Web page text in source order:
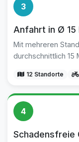
3
Anfahrt in Ø 15
Mit mehreren
durchschnittlich 15
12 Standorte
4
Schadensfreie